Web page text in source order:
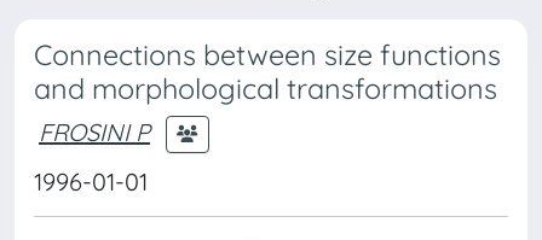
Connections between size functions
and morphological transformations
FROSINI P
1996-01-01